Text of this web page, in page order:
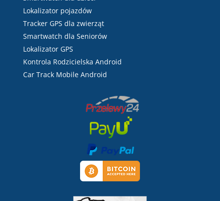
Lokalizator pojazdów
Tracker GPS dla zwierząt
Smartwatch dla Seniorów
Lokalizator GPS
Kontrola Rodzicielska Android
Car Track Mobile Android